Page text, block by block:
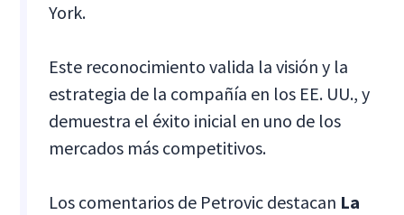
York.
Este reconocimiento valida la visión y la
estrategia de la compañía en los EE. UU., y
demuestra el éxito inicial en uno de los
mercados más competitivos.
Los comentarios de Petrovic destacan La